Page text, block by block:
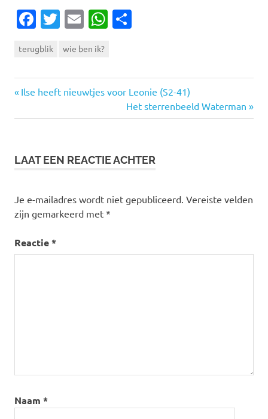
Facebook
Twitter
EmailWhatsApp
terugblik wie ben ik?
Bericht
navigatie
Vorige
Ilse heeft nieuwtjes voor Leonie (S2-41)
Volgende
bericht:
Het sterrenbeeld Waterman
LAAT EEN REACTIE ACHTER
Je e-mailadres wordt niet gepubliceerd. Vereiste velden
zijn gemarkeerd met *
Reactie*
Naam *